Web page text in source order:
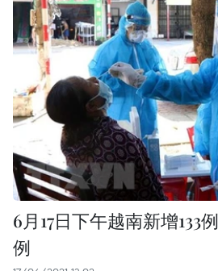
6月17日下午越南新增133
例